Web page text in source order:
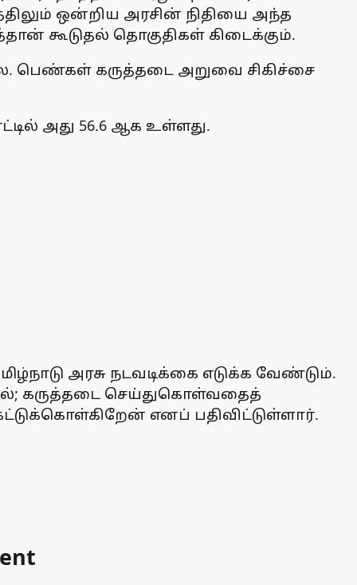
ஒன்றிய அரசின் நிதியை அந்த
கூடுதல் தொகுதிகள் கிடைக்கும்.
பெண்கள் கருத்தடை அறுவை சிகிச்சை
அது 56.6 ஆக உள்ளது.
அரசு நடவடிக்கை எடுக்க வேண்டும்.
கருத்தடை செய்துகொள்வதைத்
எனப் பதிவிட்டுள்ளார்.